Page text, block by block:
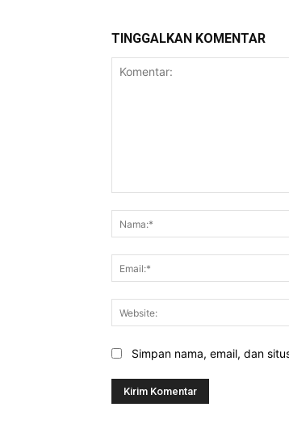
TINGGALKAN KOMENTAR
Simpan nama, email, dan